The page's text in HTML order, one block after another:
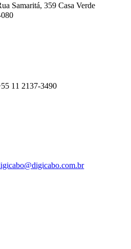
Samaritá, 359 Casa Verde
11 2137-3490